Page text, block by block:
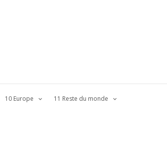
10 Europe 11 Reste du monde